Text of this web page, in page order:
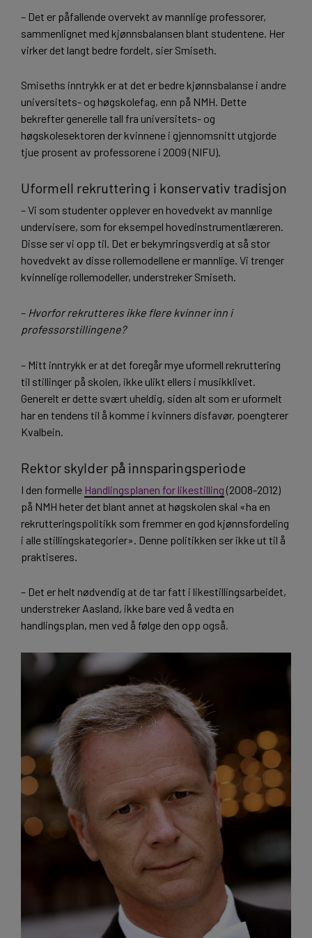
– Det er påfallende overvekt av mannlige professorer,
sammenlignet med kjønnsbalansen blant studentene. Her
virker det langt bedre fordelt, sier Smiseth.
Smiseths inntrykk er at det er bedre kjønnsbalanse i andre
universitets- og høgskolefag, enn på NMH. Dette
bekrefter generelle tall fra universitets- og
høgskolesektoren der kvinnene i gjennomsnitt utgjorde
tjue prosent av professorene i 2009 (NIFU).
Uformell rekruttering i konservativ tradisjon
– Vi som studenter opplever en hovedvekt av mannlige
undervisere, som for eksempel hovedinstrumentlæreren.
Disse ser vi opp til. Det er bekymringsverdig at så stor
hovedvekt av disse rollemodellene er mannlige. Vi trenger
kvinnelige rollemodeller, understreker Smiseth.
– Hvorfor rekrutteres ikke flere kvinner inn i
professorstillingene?
– Mitt inntrykk er at det foregår mye uformell rekruttering
til stillinger på skolen, ikke ulikt ellers i musikklivet.
Generelt er dette svært uheldig, siden alt som er uformelt
har en tendens til å komme i kvinners disfavør, poengterer
Kvalbein.
Rektor skylder på innsparingsperiode
I den formelle Handlingsplanen for likestilling (2008-2012)
på NMH heter det blant annet at høgskolen skal «ha en
rekrutteringspolitikk som fremmer en god kjønnsfordeling
i alle stillingskategorier». Denne politikken ser ikke ut til å
praktiseres.
– Det er helt nødvendig at de tar fatt i likestillingsarbeidet,
understreker Aasland, ikke bare ved å vedta en
handlingsplan, men ved å følge den opp også.